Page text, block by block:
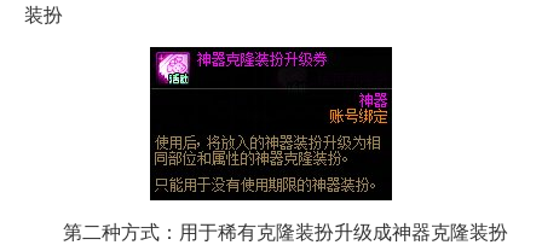
装扮
第二种方式：用于稀有克隆装扮升级成神器克隆装扮